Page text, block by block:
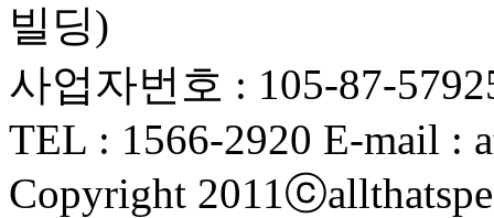
빌딩)
사업자번호 : 105-87-
TEL : 1566-2920 E-mail :
Copyright